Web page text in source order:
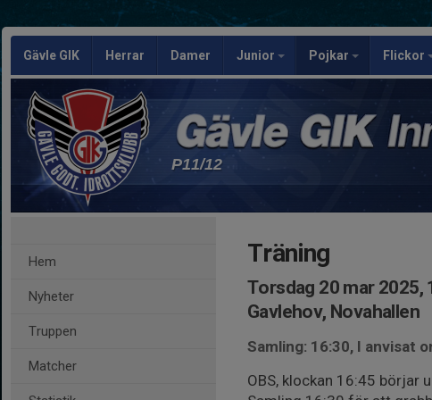
Gävle GIK Herrar Damer Junior Pojkar Flickor
P11/12
Hem
Nyheter
Truppen
Matcher
Träning
Torsdag 20 mar 2025,
Gavlehov, Novahallen
Samling: 16:30, I anvisat
OBS, klockan 16:45 börjar